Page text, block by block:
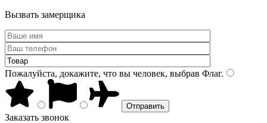
Вызвать замерщика
Пожалуйста, докажите, что вы человек, выбрав Флаг.
Заказать звонок